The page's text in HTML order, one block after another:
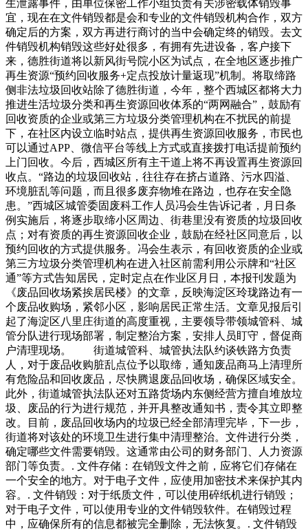
生泄露事件，由单位保密工作小组负责有关涉密载体销毁事
宜，现在在文件销毁都是会和专业的文件销毁机构合作，双方
确定后的方案，双方再进行商讨的当中会确定终的销毁。去文
件销毁机构销毁这些好处很多，有拥有先进设备，客户接下
来，德胜街道将以新风街号院小区为试点，在全地区逐步推广
再生资源“预约回收服务+定点投放计量返现”机制。将取缔路
侧非法垃圾回收站除了德胜街道，今年，整个西城区都将大力
推进生活垃圾分类和再生资源回收体系的“两网融合”，鼓励有
回收资质的企业或第三方垃圾分类管理机构在不扰民的前提
下，在社区内设立临时站点，提供再生资源回收服务，市民也
可以通过APP、微信平台等线上方式或直接拨打电话提前预约
上门回收。今后，西城区所有主干道上将不再设置再生资源回
收点。“路边的垃圾回收站，往往存在挤占道路、污水四溢、
环境脏乱等问题，而且很多废弃物堆在路边，也存在安全隐
患。”西城区城管委固废科工作人员冯会生告诉记者，月日条
例实施后，将逐步取缔小区周边、街巷里没有资质的垃圾回收
点；对有资质的再生资源回收企业，鼓励在经社区同意后，以
预约回收的方式提供服务。冯会生表示，有回收资质的企业或
第三方垃圾分类管理机构在进入社区前需利用公示牌和“社区
通”等方式告知居民，定时定点在作业区月日，本报刊发题为
《废品回收场紧挨居民楼》的文章，反映海淀区玲珑路边有一
个废品收购场，紧邻小区，影响居民正常生活。文章见报后引
起了海淀区八里庄街道的高度重视，主要领导带领城管科、城
管分队进行现场部署，制定整治方案，安排人员盯守，督促商
户清理现场。 街道城管科、城管执法队约谈铁路方负责
人，对于废品收购脏乱点位予以取缔，通知废品商马上清理所
有危险品和回收废品，尽快腾退废品回收场，确保区域安全。
此外，街道城管执法队还对五路货场内东侧经营方擅自堆放垃
圾、废品的行为进行规范，并开具整改通知书，责令其立即整
改。目前，废品回收场内的垃圾已经全部清理完毕，下一步，
街道将对该处的环境卫生进行集中清理整治。文件进行分类，
确定哪些文件需要销毁。这通常由公司的财务部门、人力资源
部门等负责。. 文件存储：在销毁文件之前，应将它们存储在
一个安全的地方。对于电子文件，应使用加密技术来保护其内
容。. 文件销毁：对于纸质文件，可以使用碎纸机进行销毁；
对于电子文件，可以使用专业的文件销毁软件。在销毁过程
中，应确保所有的信息都被完全删除，无法恢复。. 文件销毁